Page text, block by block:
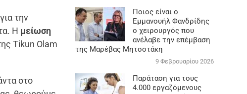
την
Η μείωση
Tikun Olam
στο
Ποιος είναι ο
Εμμανουήλ Φανδρίδης
ο χειρουργός που
ανέλαβε την επέμβαση
της Μαρέβας Μητσοτάκη
9 Φεβρουαρίου 2026
Παράταση για τους
4.000 εργαζόμενους